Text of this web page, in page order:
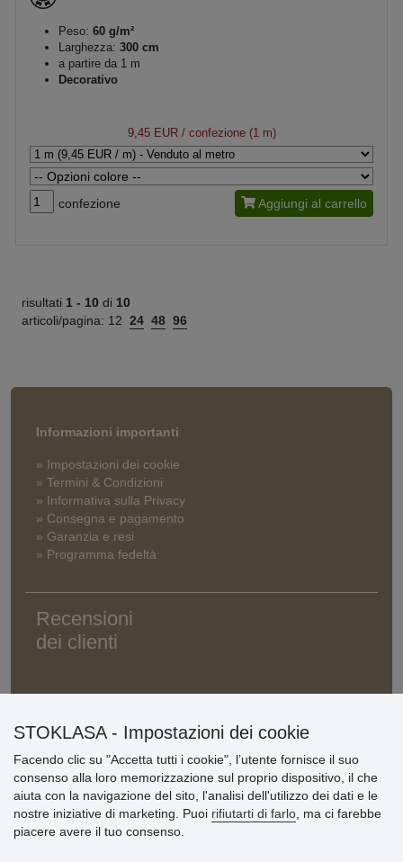
Peso: 60 g/m²
Larghezza: 300 cm
a partire da 1 m
Decorativo
9,45 EUR/ confezione (1 m)
confezione Aggiungi al carrello
risultati 1 - 10 di 10
articoli/pagina: 12 24 48 96
Informazioni importanti
» Impostazioni dei cookie
» Termini & Condizioni
» Informativa sulla Privacy
» Consegna e pagamento
» Garanzia e resi
» Programma fedeltà
Recensioni
dei clienti
STOKLASA - Impostazioni dei cookie
Facendo clic su "Accetta tutti i cookie", l’utente fornisce il suo
consenso alla loro memorizzazione sul proprio dispositivo, il che
aiuta con la navigazione del sito, l'analisi dell'utilizzo dei dati e le
nostre iniziative di marketing. Puoi rifiutarti di farlo , ma ci farebbe
piacere avere il tuo consenso.